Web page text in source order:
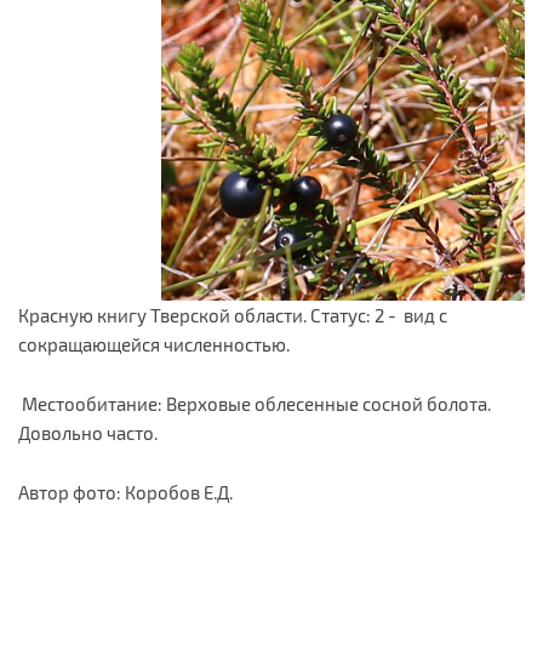
Красную книгу Тверской области. Статус: 2 - вид с
сокращающейся численностью.
Местообитание: Верховые облесенные сосной болота.
Довольно часто.
Автор фото: Коробов Е.Д.